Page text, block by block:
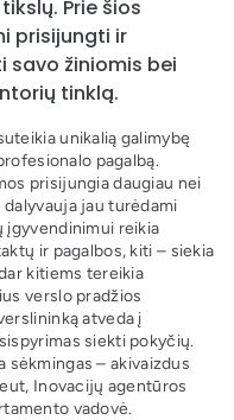
Prie šios
prisijungti ir
savo žiniomis bei
tinklą.
unikalią galimybę
pagalbą.
prisijungia daugiau nei
jau turėdami
įgyvendinimui reikia
ir pagalbos, kiti – siekia
kitiems tereikia
verslo pradžios
atveda į
siekti pokyčių.
– akivaizdus
Inovacijų agentūros
vadovė.